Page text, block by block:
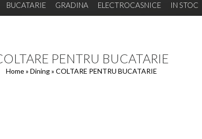
BUCATARIE GRADINA ELECTROCASNICE IN STOC
PENTRU BUCATARIE
Home» Dining» COLTARE PENTRU BUCATARIE